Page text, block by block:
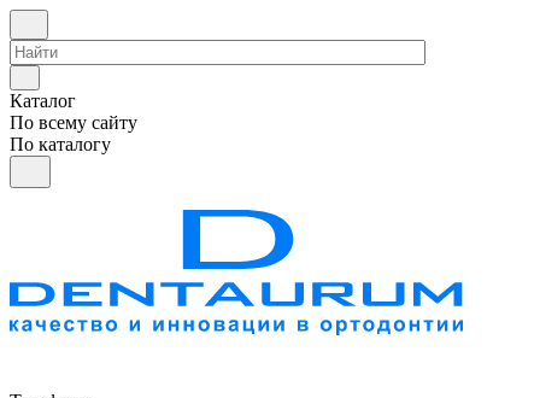
Каталог
По всему сайту
По каталогу